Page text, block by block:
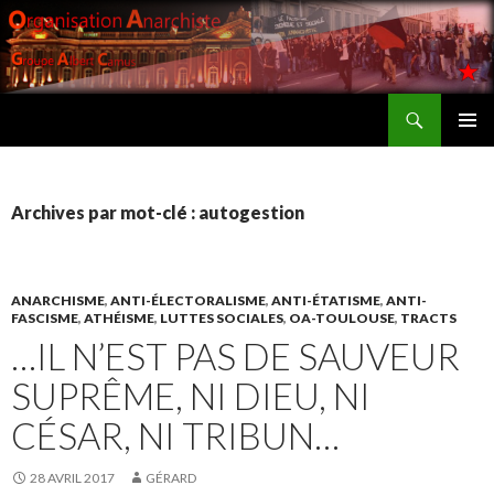
Archives par mot-clé : autogestion
ANARCHISME, ANTI-ÉLECTORALISME, ANTI-ÉTATISME, ANTI-
FASCISME, ATHÉISME, LUTTES SOCIALES, OA-TOULOUSE, TRACTS
…IL N’EST PAS DE SAUVEUR
SUPRÊME, NI DIEU, NI
CÉSAR, NI TRIBUN…
28 AVRIL 2017 GÉRARD